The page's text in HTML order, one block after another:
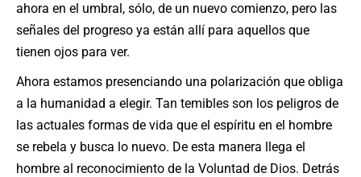
ahora en el umbral, sólo, de un nuevo comienzo, pero las
señales del progreso ya están allí para aquellos que
tienen ojos para ver.
Ahora estamos presenciando una polarización que obliga
a la humanidad a elegir. Tan temibles son los peligros de
las actuales formas de vida que el espíritu en el hombre
se rebela y busca lo nuevo. De esta manera llega el
hombre al reconocimiento de la Voluntad de Dios. Detrás